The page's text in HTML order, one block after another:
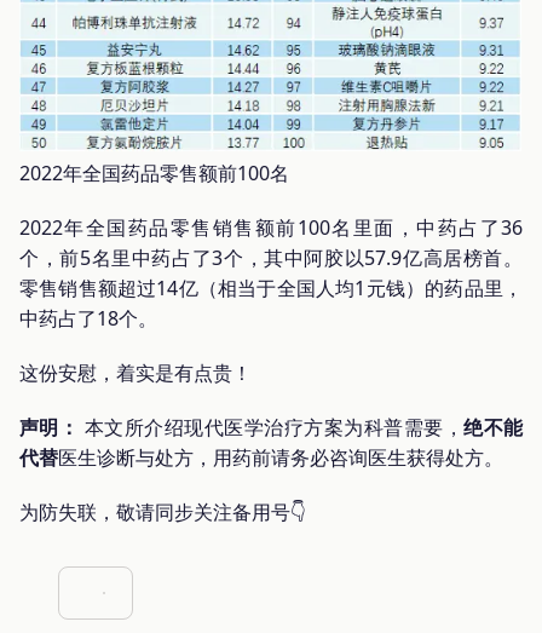
2022年全国药品零售额前100名
2022年全国药品零售销售额前100名里面，中药占了36
个，前5名里中药占了3个，其中阿胶以57.9亿高居榜首。
零售销售额超过14亿（相当于全国人均1元钱）的药品里，
中药占了18个。
这份安慰，着实是有点贵！
声明： 本文所介绍现代医学治疗方案为科普需要，绝不能
代替医生诊断与处方，用药前请务必咨询医生获得处方。
为防失联，敬请同步关注备用号👇